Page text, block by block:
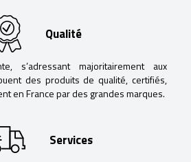
Qualité
s’adressant majoritairement aux
des produits de qualité, certifiés,
en France par des grandes marques.
Services